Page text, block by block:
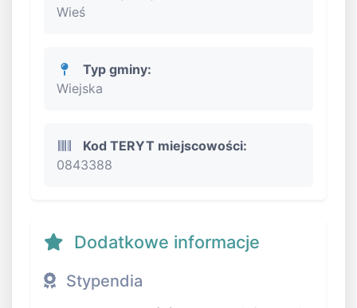
Wieś
Typ gminy:
Wiejska
Kod TERYT miejscowości:
0843388
Dodatkowe informacje
Stypendia